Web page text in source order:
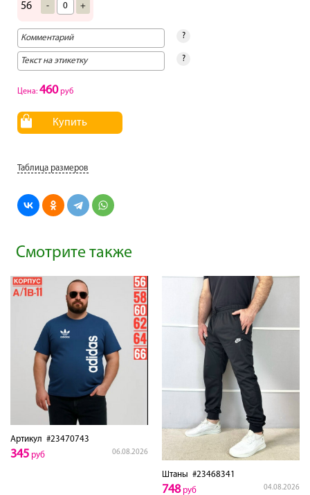
56 - +
?
?
Цена: 460руб
Купить
Таблица размеров
Смотрите также
Артикул #23470743
06.08.2026
345 руб
Штаны #23468341
04.08.2026
748руб